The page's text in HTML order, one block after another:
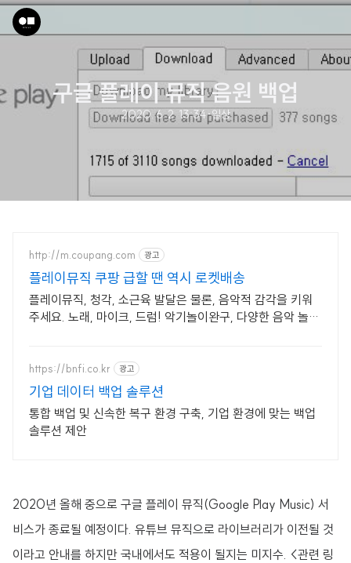
구글 플레이 뮤직 음원 백업
2020. 6. 2. 13:34·일상
http://m.coupang.com 광고
플레이뮤직 쿠팡 급할 땐 역시 로켓배송
플레이뮤직, 청각, 소근육 발달은 물론, 음악적 감각을 키워
주세요. 노래, 마이크, 드럼! 악기놀이완구, 다양한 음악 놀이
https://bnfi.co.kr 광고
기업 데이터 백업 솔루션
통합 백업 및 신속한 복구 환경 구축, 기업 환경에 맞는 백업
솔루션 제안
2020년 올해 중으로 구글 플레이 뮤직(Google Play Music) 서
비스가 종료될 예정이다. 유튜브 뮤직으로 라이브러리가 이전될 것
이라고 안내를 하지만 국내에서도 적용이 될지는 미지수. <관련 링